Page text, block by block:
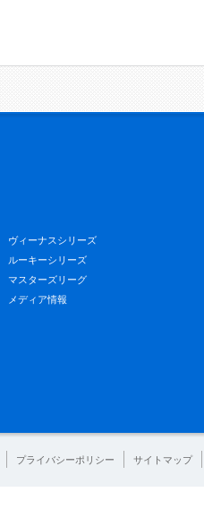
ヴィーナスシリーズ
ルーキーシリーズ
マスターズリーグ
メディア情報
プライバシーポリシー サイトマップ